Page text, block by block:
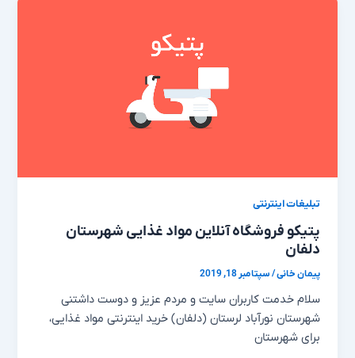
تبلیغات اینترنتی
پتیکو فروشگاه آنلاین مواد غذایی شهرستان
دلفان
پیمان خانی/سپتامبر 18, 2019
سلام خدمت کاربران سایت و مردم عزیز و دوست داشتنی
شهرستان نورآباد لرستان (دلفان) خرید اینترنتی مواد غذایی،
برای شهرستان